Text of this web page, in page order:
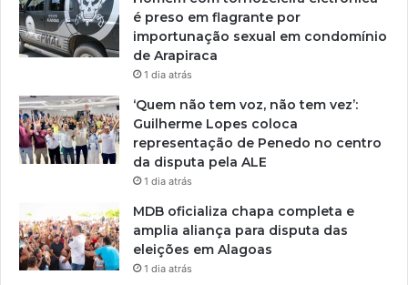
é preso em flagrante por
importunação sexual em condomínio
de Arapiraca
1 dia atrás
‘Quem não tem voz, não tem vez’:
Guilherme Lopes coloca
representação de Penedo no centro
da disputa pela ALE
1 dia atrás
MDB oficializa chapa completa e
amplia aliança para disputa das
eleições em Alagoas
1 dia atrás